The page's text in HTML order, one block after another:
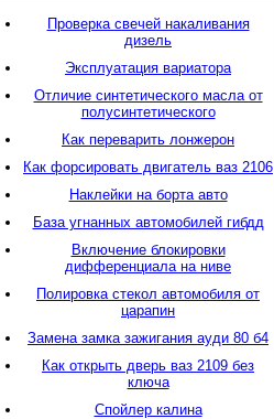
Проверка свечей накаливания
дизель
Эксплуатация вариатора
Отличие синтетического масла от
полусинтетического
Как переварить лонжерон
Как форсировать двигатель ваз 2106
Наклейки на борта авто
База угнанных автомобилей гибдд
Включение блокировки
дифференциала на ниве
Полировка стекол автомобиля от
царапин
Замена замка зажигания ауди 80 б4
Как открыть дверь ваз 2109 без
ключа
Спойлер калина